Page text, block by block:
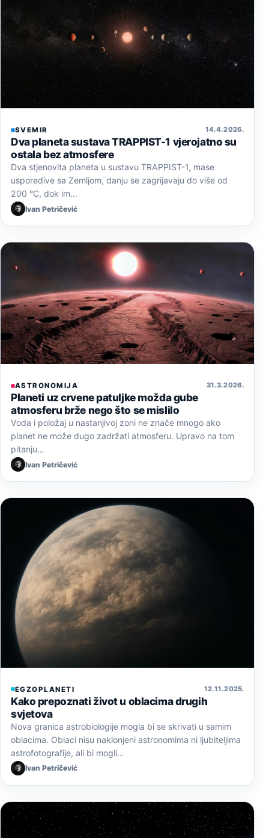
SVEMIR 14. 4. 2026.
Dva planeta sustava TRAPPIST-1 vjerojatno su
ostala bez atmosfere
Dva stjenovita planeta u sustavu TRAPPIST-1, mase
usporedive sa Zemljom, danju se zagrijavaju do više od
200 °C, dok im…
Ivan Petričević
ASTRONOMIJA 31. 3. 2026.
Planeti uz crvene patuljke možda gube
atmosferu brže nego što se mislilo
Voda i položaj u nastanjivoj zoni ne znače mnogo ako
planet ne može dugo zadržati atmosferu. Upravo na tom
pitanju…
Ivan Petričević
EGZOPLANETI 12. 11. 2025.
Kako prepoznati život u oblacima drugih
svjetova
Nova granica astrobiologije mogla bi se skrivati u samim
oblacima. Oblaci nisu naklonjeni astronomima ni ljubiteljima
astrofotografije, ali bi mogli…
Ivan Petričević